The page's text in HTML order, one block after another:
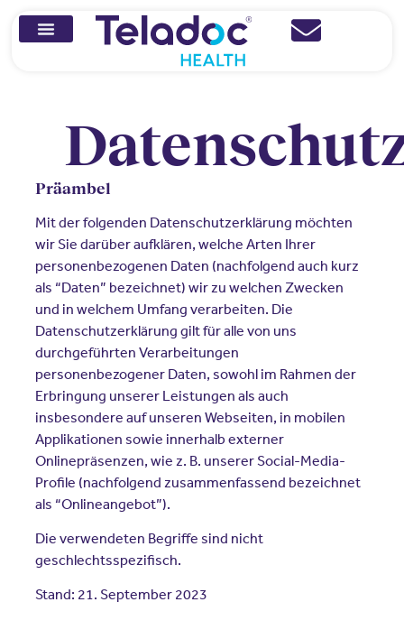
Präambel
Mit der folgenden Datenschutzerklärung möchten
wir Sie darüber aufklären, welche Arten Ihrer
personenbezogenen Daten (nachfolgend auch kurz
als “Daten” bezeichnet) wir zu welchen Zwecken
und in welchem Umfang verarbeiten. Die
Datenschutzerklärung gilt für alle von uns
durchgeführten Verarbeitungen
personenbezogener Daten, sowohl im Rahmen der
Erbringung unserer Leistungen als auch
insbesondere auf unseren Webseiten, in mobilen
Applikationen sowie innerhalb externer
Onlinepräsenzen, wie z. B. unserer Social-Media-
Profile (nachfolgend zusammenfassend bezeichnet
als “Onlineangebot”).
Die verwendeten Begriffe sind nicht
geschlechtsspezifisch.
Stand: 21. September 2023